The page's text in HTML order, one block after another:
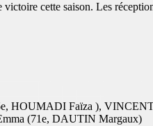
cette saison. Les
Faïza ),
(71e, DAUTIN Margaux)